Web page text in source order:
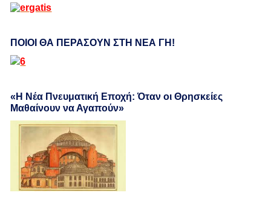
ΠΟΙΟΙ ΘΑ ΠΕΡΑΣΟΥΝ ΣΤΗ ΝΕΑ ΓΗ!
«Η Νέα Πνευματική Εποχή: Όταν οι Θρησκείες
Μαθαίνουν να Αγαπούν»